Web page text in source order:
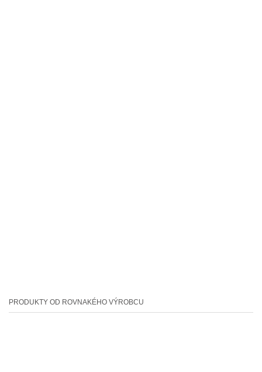
PRODUKTY OD ROVNAKÉHO VÝROBCU